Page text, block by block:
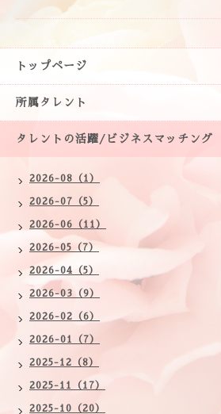
トップページ
所属タレント
タレントの活躍/ビジネスマッチング
2026-08（1）
2026-07（5）
2026-06（11）
2026-05（7）
2026-04（5）
2026-03（9）
2026-02（6）
2026-01（7）
2025-12（8）
2025-11（17）
2025-10（20）